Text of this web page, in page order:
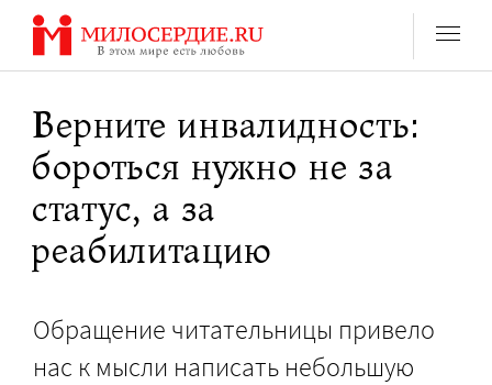
Перейти
содержанию
Верните инвалидность:
бороться нужно не за
статус, а за
реабилитацию
Обращение читательницы привело
нас к мысли написать небольшую